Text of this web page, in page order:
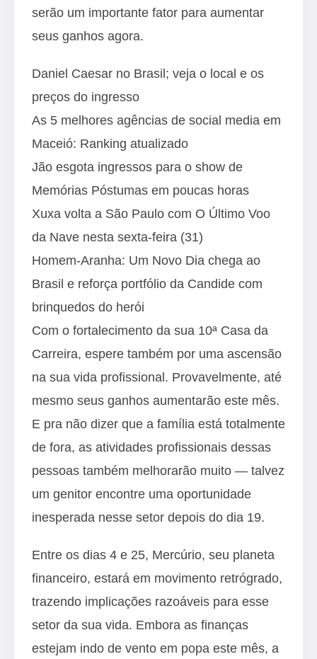
serão um importante fator para aumentar
seus ganhos agora.
Daniel Caesar no Brasil; veja o local e os
preços do ingresso
As 5 melhores agências de social media em
Maceió: Ranking atualizado
Jão esgota ingressos para o show de
Memórias Póstumas em poucas horas
Xuxa volta a São Paulo com O Último Voo
da Nave nesta sexta-feira (31)
Homem-Aranha: Um Novo Dia chega ao
Brasil e reforça portfólio da Candide com
brinquedos do herói
Com o fortalecimento da sua 10ª Casa da
Carreira, espere também por uma ascensão
na sua vida profissional. Provavelmente, até
mesmo seus ganhos aumentarão este mês.
E pra não dizer que a família está totalmente
de fora, as atividades profissionais dessas
pessoas também melhorarão muito — talvez
um genitor encontre uma oportunidade
inesperada nesse setor depois do dia 19.
Entre os dias 4 e 25, Mercúrio, seu planeta
financeiro, estará em movimento retrógrado,
trazendo implicações razoáveis para esse
setor da sua vida. Embora as finanças
estejam indo de vento em popa este mês, a